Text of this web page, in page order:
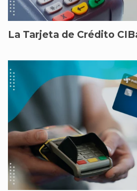
La Tarjeta de Crédito